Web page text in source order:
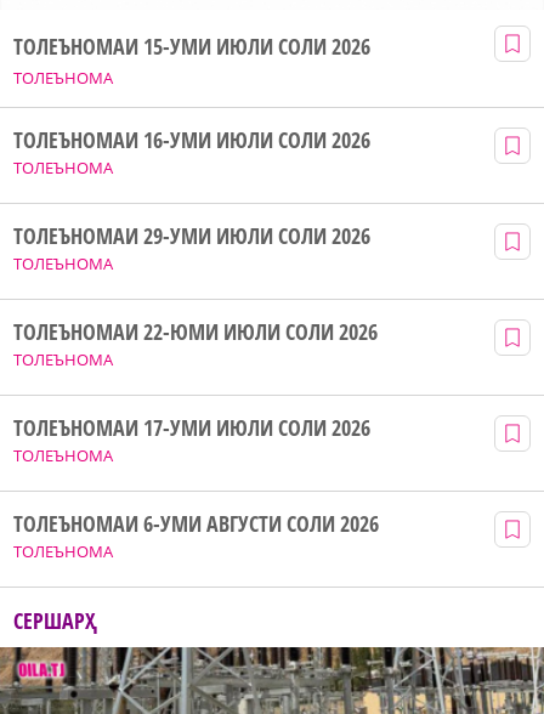
ТОЛЕЪНОМА
ТОЛЕЪНОМАИ 15-УМИ ИЮЛИ СОЛИ 2026
ТОЛЕЪНОМА
ТОЛЕЪНОМАИ 16-УМИ ИЮЛИ СОЛИ 2026
ТОЛЕЪНОМА
ТОЛЕЪНОМАИ 29-УМИ ИЮЛИ СОЛИ 2026
ТОЛЕЪНОМА
ТОЛЕЪНОМАИ 22-ЮМИ ИЮЛИ СОЛИ 2026
ТОЛЕЪНОМА
ТОЛЕЪНОМАИ 17-УМИ ИЮЛИ СОЛИ 2026
ТОЛЕЪНОМА
ТОЛЕЪНОМАИ 6-УМИ АВГУСТИ СОЛИ 2026
СЕРШАРҲ